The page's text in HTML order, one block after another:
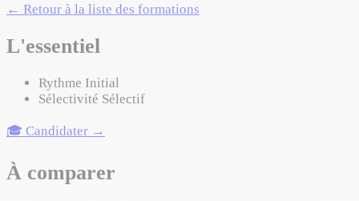
← Retour à la liste des formations
L'essentiel
Rythme Initial
Sélectivité Sélectif
🎓 Candidater →
À comparer